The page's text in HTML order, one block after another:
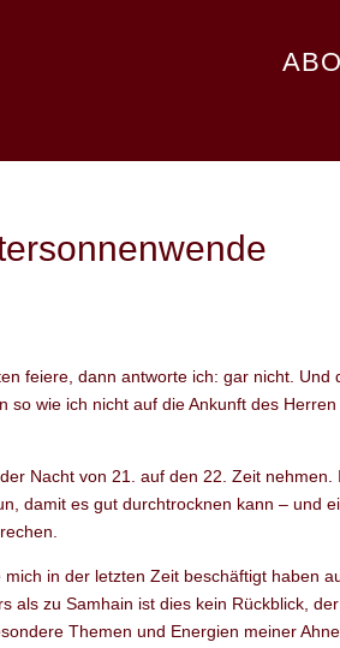
feiere, dann antworte ich: gar nicht. Und
wie ich nicht auf die Ankunft des
Nacht von 21. auf den 22. Zeit nehmen.
damit es gut durchtrocknen kann – und
in der letzten Zeit beschäftigt haben
zu Samhain ist dies kein Rückblick, der
Themen und Energien meiner